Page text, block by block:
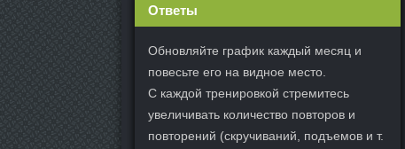
Ответы
Обновляйте график каждый месяц и
повесьте его на видное место.
С каждой тренировкой стремитесь
увеличивать количество повторов и
повторений (скручиваний, подъемов и т.